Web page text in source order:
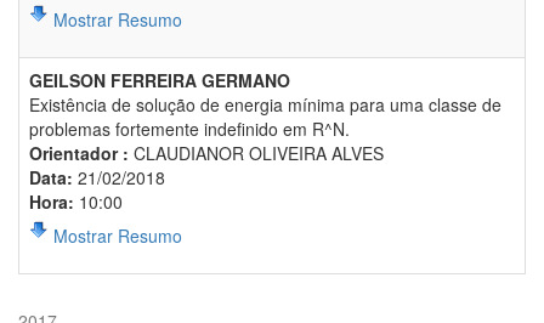
Mostrar Resumo
GEILSON FERREIRA GERMANO
Existência de solução de energia mínima para uma classe de
problemas fortemente indefinido em R^N.
Orientador : CLAUDIANOR OLIVEIRA ALVES
Data: 21/02/2018
Hora: 10:00
Mostrar Resumo